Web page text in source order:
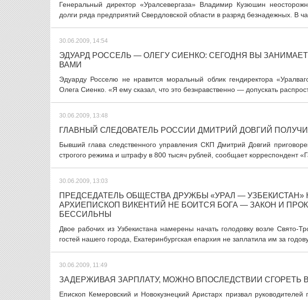
Генеральный директор «Уралсевергаза» Владимир Кузюшин
долги ряда предприятий Свердловской области в разряд безнадежных. В
30.06.2009, 14:54
ЭДУАРД РОССЕЛЬ — ОЛЕГУ СИЕНКО: СЕГОДНЯ ВЫ
ВАМИ
Эдуарду Росселю не нравится моральный облик гендиректора
Олега Сиенко. «Я ему сказал, что это безнравственно — допускать
30.06.2009, 13:48
ГЛАВНЫЙ СЛЕДОВАТЕЛЬ РОССИИ ДМИТРИЙ ДОВГИЙ
Бывший глава следственного управления СКП Дмитрий Довгий
строгого режима и штрафу в 800 тысяч рублей, сообщает корреспондент
30.06.2009, 13:03
ПРЕДСЕДАТЕЛЬ ОБЩЕСТВА ДРУЖБЫ «УРАЛ — УЗБЕКИСТАН»
АРХИЕПИСКОП ВИКЕНТИЙ НЕ БОИТСЯ БОГА — ЗАКОН И
БЕССИЛЬНЫ
Двое рабочих из Узбекистана намерены начать голодовку возле Свято-
гостей нашего города, Екатеринбургская епархия не заплатила им за
30.06.2009, 11:49
ЗАДЕРЖИВАЯ ЗАРПЛАТУ, МОЖНО ВПОСЛЕДСТВИИ СГОРЕТЬ
Епископ Кемеровский и Новокузнецкий Аристарх призвал